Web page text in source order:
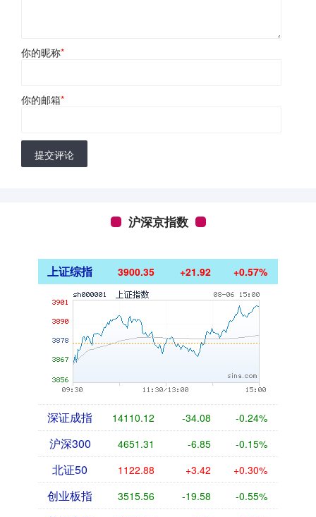
你的昵称*
你的邮箱*
提交评论
沪深京指数
上证综指 3900.35 +21.92 +0.57%
深证成指 14110.12 -34.08 -0.24%
沪深300 4651.31 -6.85 -0.15%
北证50 1122.88 +3.42 +0.30%
创业板指 3515.56 -19.58 -0.55%